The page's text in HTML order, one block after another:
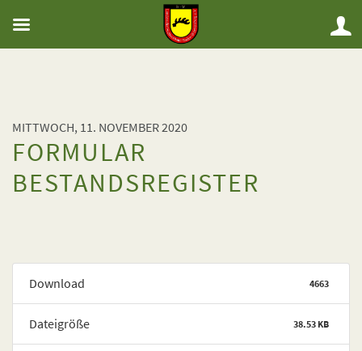
MITTWOCH, 11. NOVEMBER 2020
FORMULAR
BESTANDSREGISTER
Download 4663
Dateigröße 38.53 KB